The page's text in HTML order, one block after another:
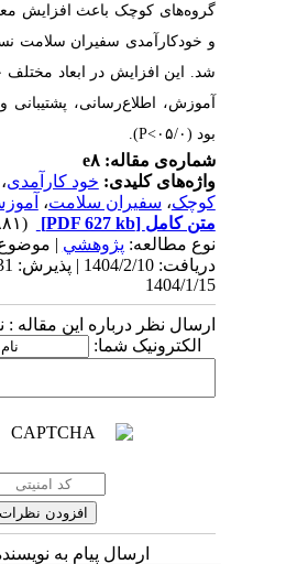
گروه‌های کوچک باعث افزایش
و خودکارآمدی سفیران سلامت
شد. این افزایش در ابعاد مختلف
آموزش، اطلاع‌رسانی، پشتیبانی
بود (۰۵/۰
>
P
)
.
شماره‌ی مقاله: e۸
واژه‌های کلیدی:خود کارآمدی،
کوچک،سفیران سلامت،
متن کامل[PDF 627 kb]
نوع مطالعه:پژوهشي| موضوع
1404/1/15
ارسال نظر درباره این مقاله :
الکترونیک شما:
ارسال پیام به